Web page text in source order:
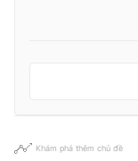
Khám phá thêm chủ đề